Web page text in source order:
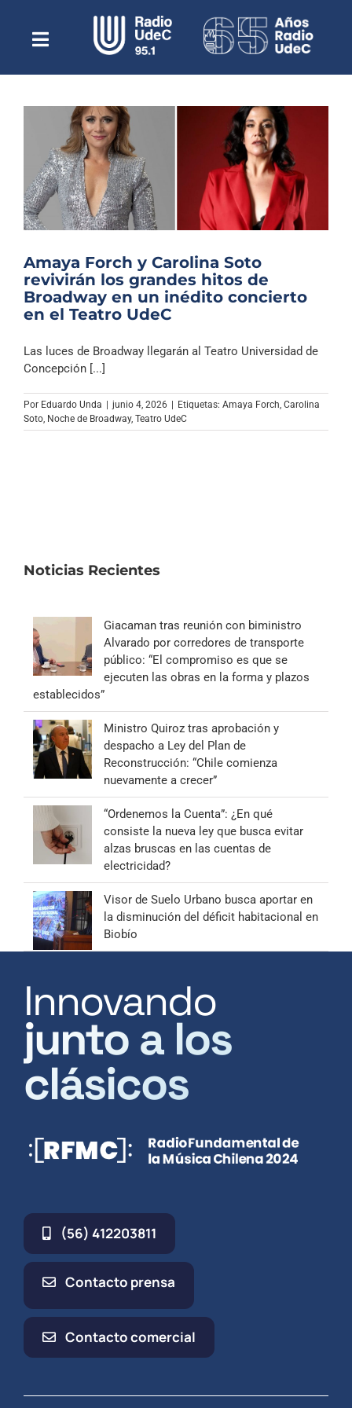
contenidoToggle
NavigationEscuchar Radio UdeC en vivo
Quiénes Somos
Noticias
Reportajes
Columnas
Música Clásica
Archivo Sonoro
Amaya Forch y Carolina Soto
revivirán los grandes hitos de
Broadway en un inédito concierto
en el Teatro UdeC
Las luces de Broadway llegarán al Teatro Universidad de
Concepción [...]
Por Eduardo Unda junio 4, 2026 Etiquetas: Amaya Forch, Carolina
Soto, Noche de Broadway, Teatro UdeC
Noticias Recientes
Giacaman tras reunión con biministro
Alvarado por corredores de transporte
público: “El compromiso es que se
ejecuten las obras en la forma y plazos
establecidos”
Ministro Quiroz tras aprobación y
despacho a Ley del Plan de
Reconstrucción: “Chile comienza
nuevamente a crecer”
“Ordenemos la Cuenta”: ¿En qué
consiste la nueva ley que busca evitar
alzas bruscas en las cuentas de
electricidad?
Visor de Suelo Urbano busca aportar en
la disminución del déficit habitacional en
Biobío
Innovando
junto a los
clásicos
(56) 412203811
Contacto prensa
Contacto comercial